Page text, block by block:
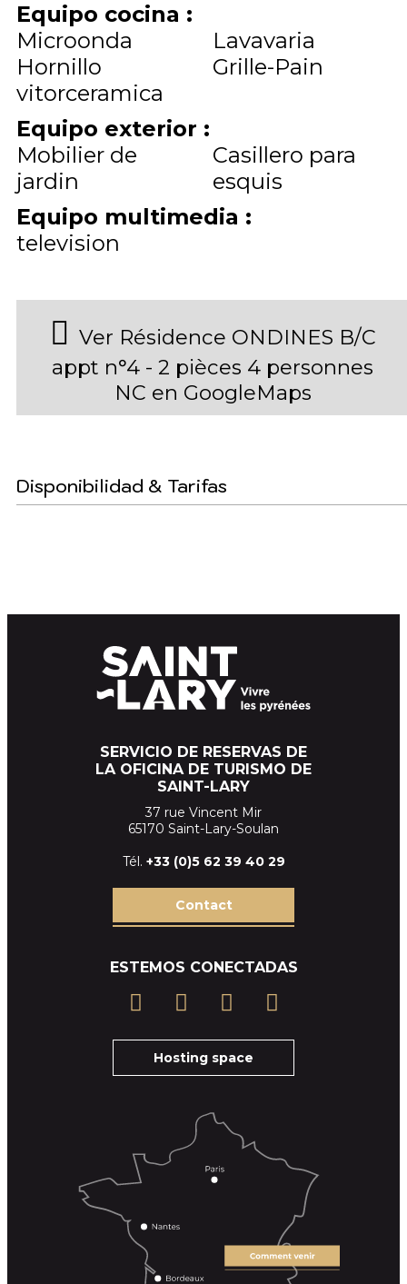
Equipo cocina :
Microonda
Lavavaria
Hornillo
vitorceramica
Grille-Pain
Equipo exterior :
Mobilier de
jardin
Casillero para
esquis
Equipo multimedia :
television
Ver Résidence ONDINES B/C
appt n°4 - 2 pièces 4 personnes
NC en GoogleMaps
Disponibilidad & Tarifas
SERVICIO DE RESERVAS DE
LA OFICINA DE TURISMO DE
SAINT-LARY
37 rue Vincent Mir
65170 Saint-Lary-Soulan
Tél. +33 (0)5 62 39 40 29
Contact
ESTEMOS CONECTADAS
Hosting space